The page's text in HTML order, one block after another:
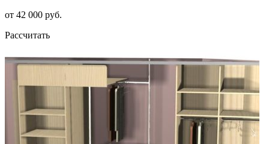
от 42 000 руб.
Рассчитать